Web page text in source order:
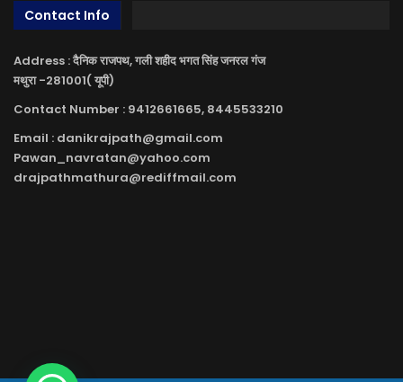
Contact Info
Address : दैनिक राजपथ, गली शहीद भगत सिंह जनरल गंज
मथुरा -281001( यूपी)
Contact Number : 9412661665, 8445533210
Email : danikrajpath@gmail.com
Pawan_navratan@yahoo.com
drajpathmathura@rediffmail.com